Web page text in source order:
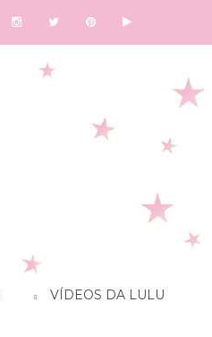
VÍDEOS DA LULU